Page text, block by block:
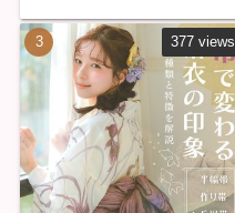
377 views